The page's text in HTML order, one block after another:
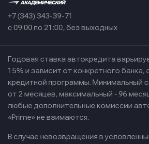
+7 (343) 343-39-71
с 09:00 по 21:00, без выходных
Годовая ставка автокредита
15% и зависит от конкретного банка,
кредитной программы. Минимальный
от 2 месяцев, максимальный - 96
любые дополнительные комиссии
«Prime» не взимаются.
В случае невозвращения в